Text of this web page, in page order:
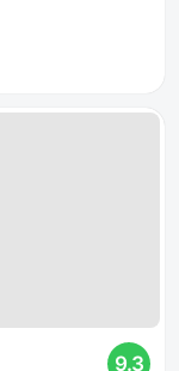
9.3